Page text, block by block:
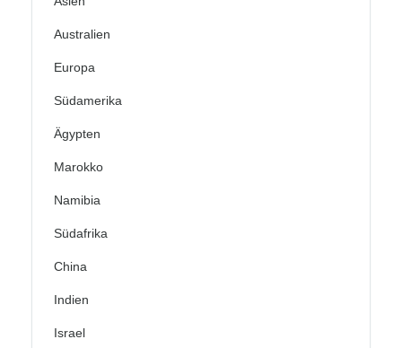
Australien
Europa
Südamerika
Ägypten
Marokko
Namibia
Südafrika
China
Indien
Israel